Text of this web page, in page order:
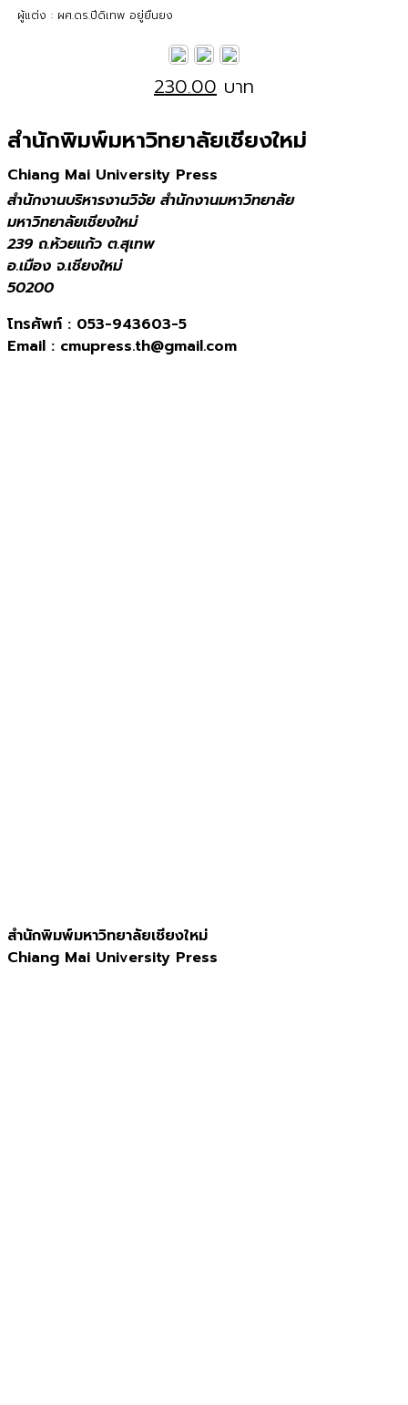
ผู้แต่ง : ผศ.ดร.ปีดิเทพ อยู่ยืนยง
230.00 บาท
สำนักพิมพ์มหาวิทยาลัยเชียงใหม่
Chiang Mai University Press
สำนักงานบริหารงานวิจัย สำนักงานมหาวิทยาลัย
มหาวิทยาลัยเชียงใหม่
239 ถ.ห้วยแก้ว ต.สุเทพ
อ.เมือง จ.เชียงใหม่
50200
โทรศัพท์ : 053-943603-5
Email : cmupress.th@gmail.com
สำนักพิมพ์มหาวิทยาลัยเชียงใหม่
Chiang Mai University Press